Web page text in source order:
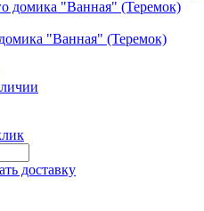
"Ванная" (Теремок)
доставку